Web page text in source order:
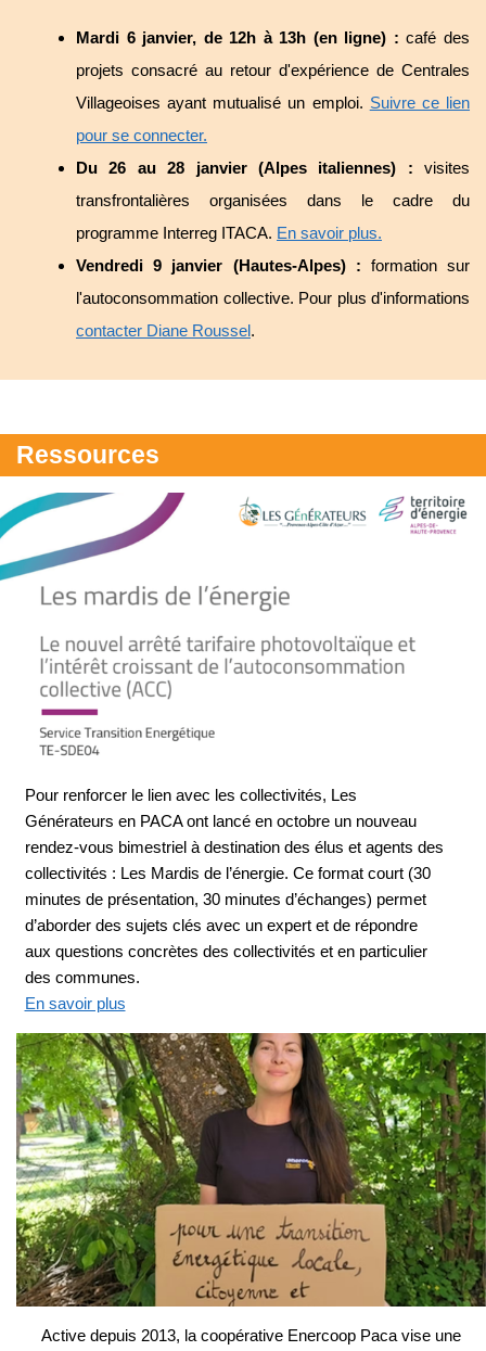
Mardi 6 janvier, de 12h à 13h (en ligne) : café des
projets consacré au retour d'expérience de Centrales
Villageoises ayant mutualisé un emploi. Suivre ce lien
pour se connecter.
Du 26 au 28 janvier (Alpes italiennes) : visites
transfrontalières organisées dans le cadre du
programme Interreg ITACA. En savoir plus.
Vendredi 9 janvier (Hautes-Alpes) : formation sur
l'autoconsommation collective. Pour plus d'informations
contacter Diane Roussel.
Ressources
Pour renforcer le lien avec les collectivités, Les
Générateurs en PACA ont lancé en octobre un nouveau
rendez-vous bimestriel à destination des élus et agents des
collectivités : Les Mardis de l’énergie. Ce format court (30
minutes de présentation, 30 minutes d’échanges) permet
d’aborder des sujets clés avec un expert et de répondre
aux questions concrètes des collectivités et en particulier
des communes.
En savoir plus
Active depuis 2013, la coopérative Enercoop Paca vise une